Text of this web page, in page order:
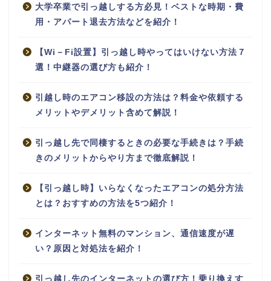
大学卒業で引っ越しする方必見！ベストな時期・費
用・アパート退去方法などを紹介！
【Wi－Fi設置】引っ越し時やってはいけない方法７
選！中継器の選び方も紹介！
引越し時のエアコン移設の方法は？料金や依頼する
メリットやデメリット含めて解説！
引っ越し先で同棲するときの必要な手続きは？手続
きのメリットからやり方まで徹底解説！
【引っ越し時】いらなくなったエアコンの処分方法
とは？おすすめの方法を5つ紹介！
インターネット無料のマンション、通信速度が遅
い？原因と対処法を紹介！
引っ越し先のインターネットの選び方！乗り換えす